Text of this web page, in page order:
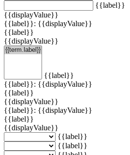
{{label}}
{{displayValue}}
{{label}}: {{displayValue}}
{{label}}
{{displayValue}}
{{label}}
{{label}}: {{displayValue}}
{{label}}
{{displayValue}}
{{label}}: {{displayValue}}
{{label}}
{{displayValue}}
{{label}}
{{label}}